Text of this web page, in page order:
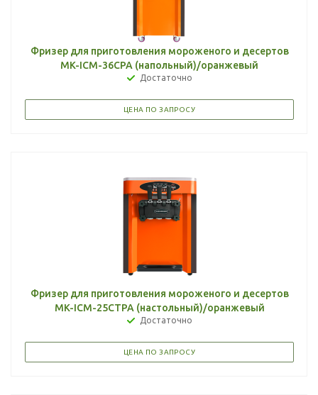
Фризер для приготовления мороженого и десертов
MK-ICM-36CPA (напольный)/оранжевый
Достаточно
ЦЕНА ПО ЗАПРОСУ
Фризер для приготовления мороженого и десертов
MK-ICM-25CTPA (настольный)/оранжевый
Достаточно
ЦЕНА ПО ЗАПРОСУ